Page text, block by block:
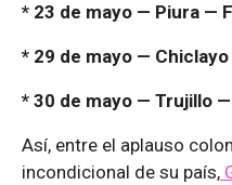
* 23 de mayo — Piura —
* 29 de mayo —
* 30 de mayo — Trujillo
Así, entre el aplauso
incondicional de su país,